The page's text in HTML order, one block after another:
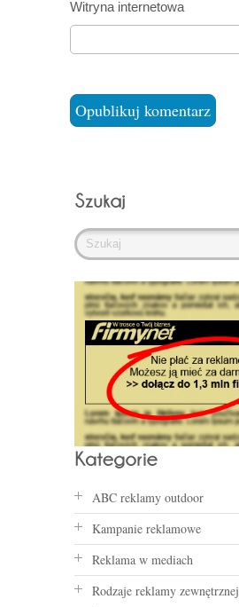
Witryna internetowa
ABC reklamy outdoor
Kampanie reklamowe
Reklama w mediach
Rodzaje reklamy zewnętrznej